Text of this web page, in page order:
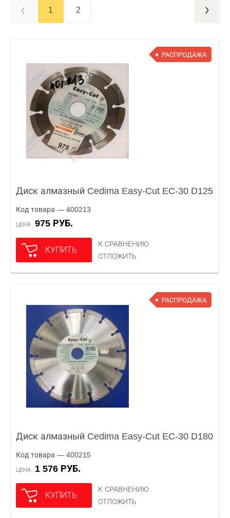
1 2
РАСПРОДАЖА
Диск алмазный Cedima Easy-Cut EC-30 D125
Код товара — 400213
ЦЕНА 975 РУБ.
КУПИТЬ
К СРАВНЕНИЮ
ОТЛОЖИТЬ
РАСПРОДАЖА
Диск алмазный Cedima Easy-Cut EC-30 D180
Код товара — 400215
ЦЕНА 1 576 РУБ.
КУПИТЬ
К СРАВНЕНИЮ
ОТЛОЖИТЬ